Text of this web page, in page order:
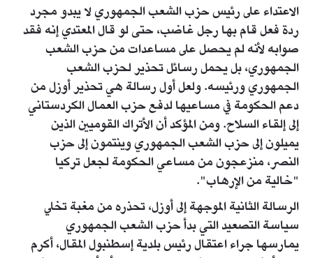
الاعتداء على رئيس حزب الشعب الجمهوري لا يبدو مجرد
ردة فعل قام بها رجل غاضب، حتى لو قال المعتدي إنه فقد
صوابه لأنه لم يحصل على مساعدات من حزب الشعب
الجمهوري، بل يحمل رسائل تحذير لحزب الشعب
الجمهوري ورئيسه. ولعل أول رسالة هي تحذير أوزل من
دعم الحكومة في مساعيها لدفع حزب العمال الكردستاني
إلى إلقاء السلاح. ومن المؤكد أن الأتراك القوميين الذين
يميلون إلى حزب الشعب الجمهوري وينتمون إلى حزب
النصر، منزعجون من مساعي الحكومة لجعل تركيا
"خالية من الإرهاب".
الرسالة الثانية الموجهة إلى أوزل، تحذره من مغبة تخلي
سياسة التصعيد التي بدأ حزب الشعب الجمهوري
يمارسها جراء اعتقال رئيس بلدية إسطنبول المقال، أكرم